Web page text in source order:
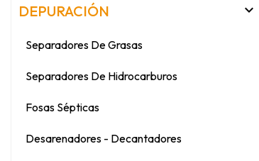
DEPURACIÓN 
Separadores De Grasas
Separadores De Hidrocarburos
Fosas Sépticas
Desarenadores - Decantadores